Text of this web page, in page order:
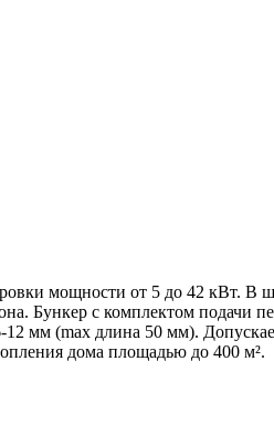
мощности от 5 до 42 кВт. В
Бункер с комплектом
мм (max длина 50 мм).
дома площадью до 400 м².